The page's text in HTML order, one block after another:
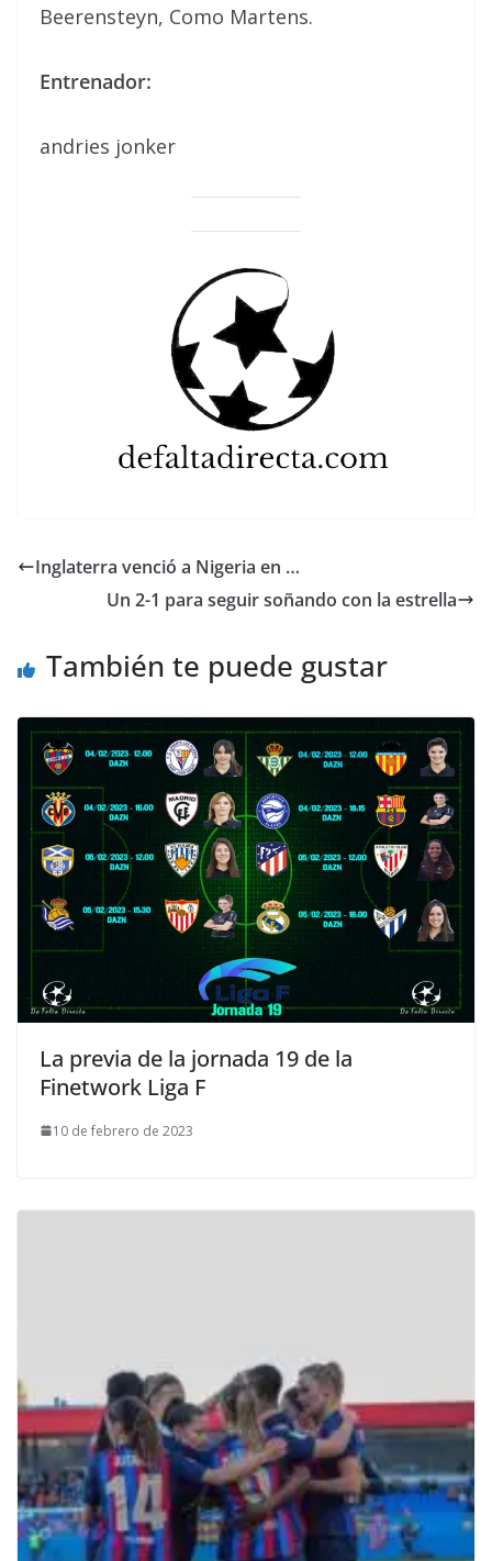
Beerensteyn, Como Martens.
Entrenador:
andries jonker
Inglaterra venció a Nigeria en …
Un 2-1 para seguir soñando con la estrella
También te puede gustar
La previa de la jornada 19 de la
Finetwork Liga F
10 de febrero de 2023